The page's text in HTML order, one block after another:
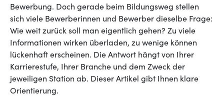
Bewerbung. Doch gerade beim Bildungsweg stellen
sich viele Bewerberinnen und Bewerber dieselbe Frage:
Wie weit zurück soll man eigentlich gehen? Zu viele
Informationen wirken überladen, zu wenige können
lückenhaft erscheinen. Die Antwort hängt von Ihrer
Karrierestufe, Ihrer Branche und dem Zweck der
jeweiligen Station ab. Dieser Artikel gibt Ihnen klare
Orientierung.